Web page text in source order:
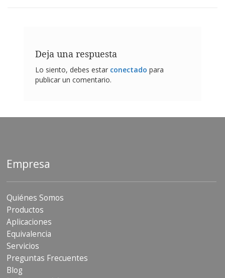
Deja una respuesta
Lo siento, debes estar conectado para
publicar un comentario.
Empresa
Quiénes Somos
Productos
Aplicaciones
Equivalencia
Servicios
Preguntas Frecuentes
Blog